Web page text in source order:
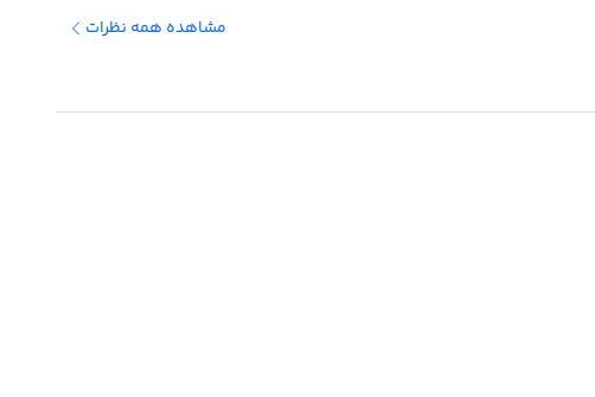
مشاهده همه نظرات